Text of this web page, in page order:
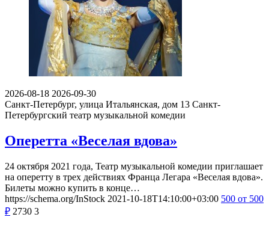
2026-08-18 2026-09-30
Санкт-Петербург, улица Итальянская, дом 13 Санкт-
Петербургский театр музыкальной комедии
Оперетта «Веселая вдова»
24 октября 2021 года, Театр музыкальной комедии приглашает
на оперетту в трех действиях Франца Легара «Веселая вдова».
Билеты можно купить в конце…
https://schema.org/InStock 2021-10-18T14:10:00+03:00 500 от 500
₽ 2730 3